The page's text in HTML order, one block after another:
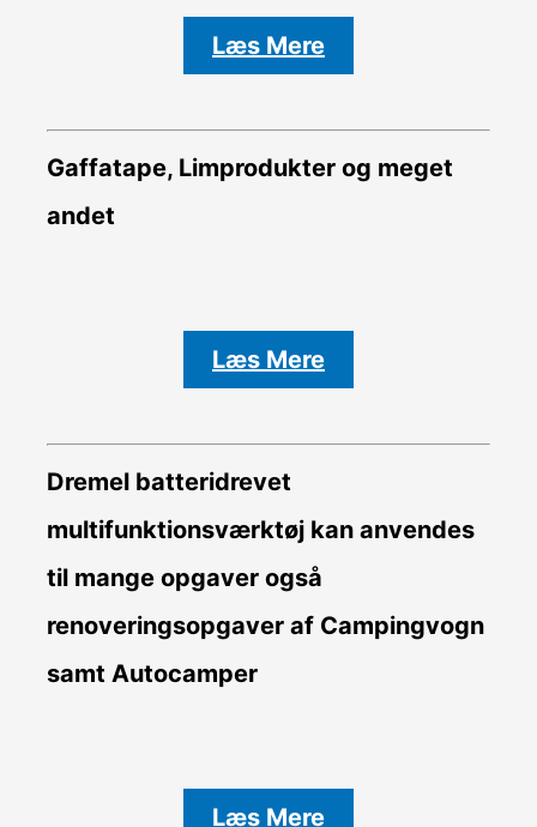
Læs Mere
Gaffatape, Limprodukter og meget
andet
Læs Mere
Dremel batteridrevet
multifunktionsværktøj kan anvendes
til mange opgaver også
renoveringsopgaver af Campingvogn
samt Autocamper
Læs Mere